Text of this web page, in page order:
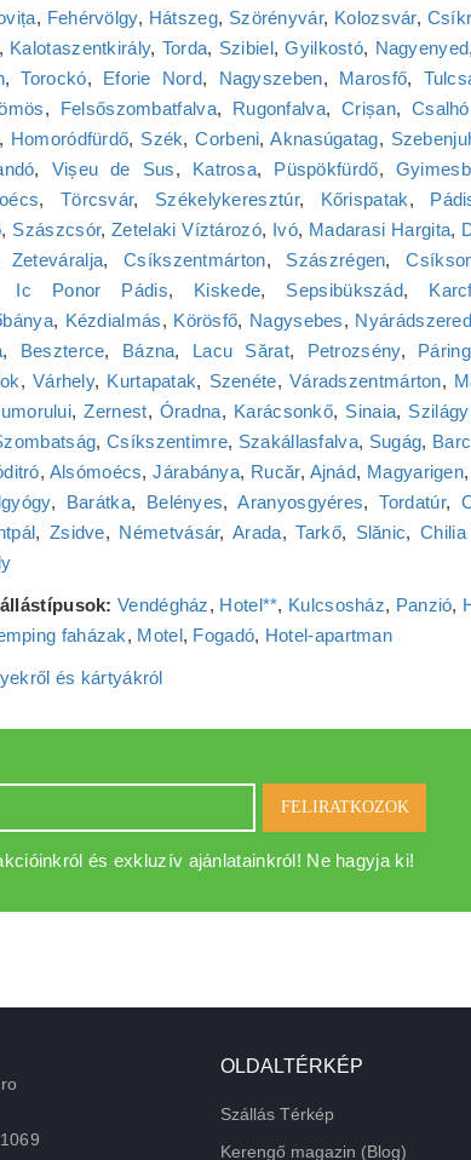
, Fehérvölgy, Hátszeg, Szörényvár, Kolozsvár,
, Kalotaszentkirály, Torda, Szibiel,Gyilkostó, Nagyenyed,
,Torockó, Eforie Nord, Nagyszeben, Marosfő,
, Felsőszombatfalva, Rugonfalva,Crișan, Csalhó
Homoródfürdő, Szék,Corbeni,Aknasúgatag,
, Vișeu de Sus, Katrosa, Püspökfürdő,
, Törcsvár, Székelykeresztúr, Kőrispatak,
, Szászcsór,Zetelaki Víztározó, Ivó, Madarasi Hargita,
Zeteváralja,Csíkszentmárton, Szászrégen,
Ic Ponor Pádis, Kiskede, Sepsibükszád,
, Kézdialmás, Körösfő, Nagysebes,
, Beszterce, Bázna, Lacu Sărat, Petrozsény,
, Várhely, Kurtapatak, Szenéte, Váradszentmárton,
,Zernest, Óradna, Karácsonkő, Sinaia,
,Csíkszentimre, Szakállasfalva, Sugág,
, Alsómoécs,Járabánya, Rucăr, Ajnád, Magyarigen,
, Barátka, Belényes,Aranyosgyéres,Tordatúr,
, Zsidve, Németvásár,Arada,Tarkő, Slănic,
Vendégház, Hotel**, Kulcsosház, Panzió,
faházak, Motel, Fogadó, Hotel‑apartman
és kártyákról
FELIRATKOZOK
és exkluzív ajánlatainkról! Ne hagyja ki!
OLDALTÉRKÉP
Szállás Térkép
Kerengő magazin (Blog)